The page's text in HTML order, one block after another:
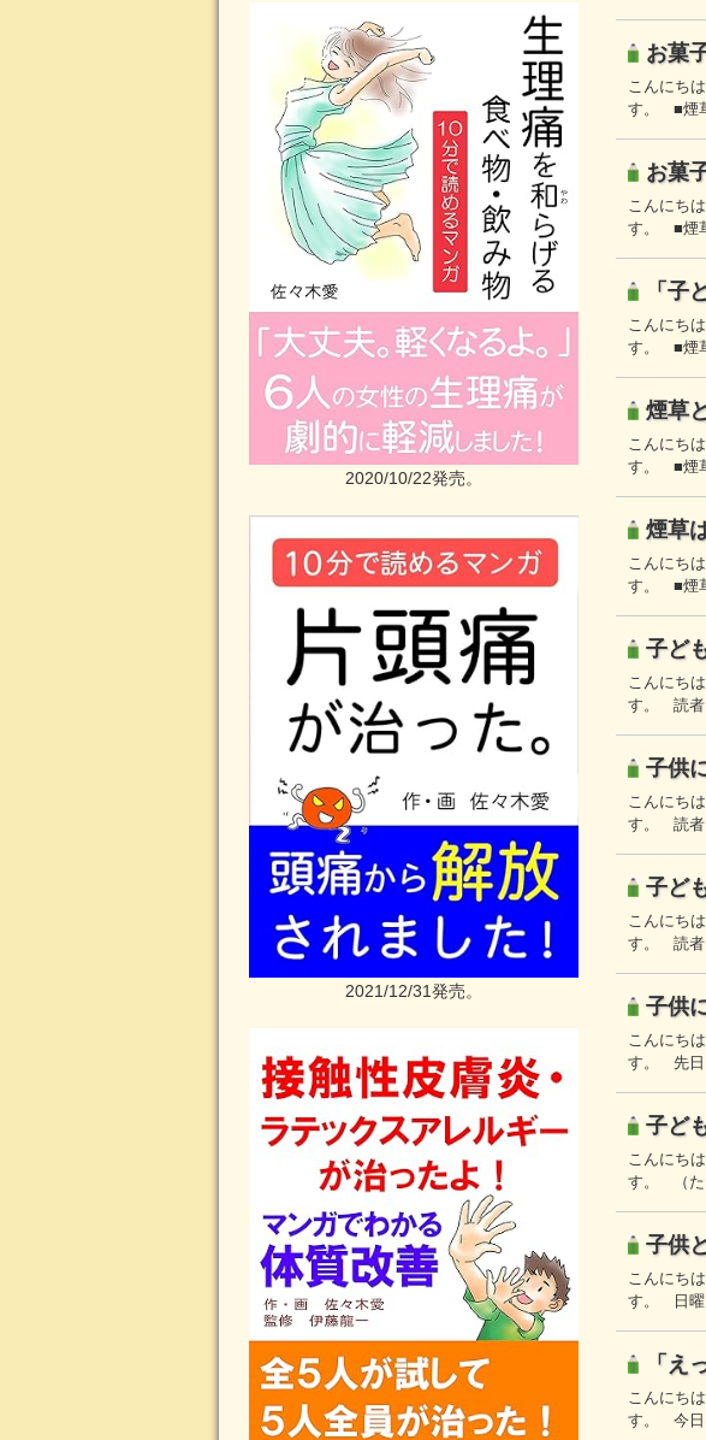
お菓
こんにち
す。 ■煙
お菓
こんにち
す。 ■煙
「子
こんにち
す。 ■煙
煙草
こんにち
す。 ■煙
煙草
こんにち
す。 ■煙
子ど
こんにち
す。 読者
子供
こんにち
す。 読者
子ど
こんにち
す。 読者
子供
こんにち
す。 先日
子ど
こんにち
す。 （た
子供
こんにち
す。 日曜
「え
こんにち
す。 今日
2020/10/22発売。
2021/12/31発売。